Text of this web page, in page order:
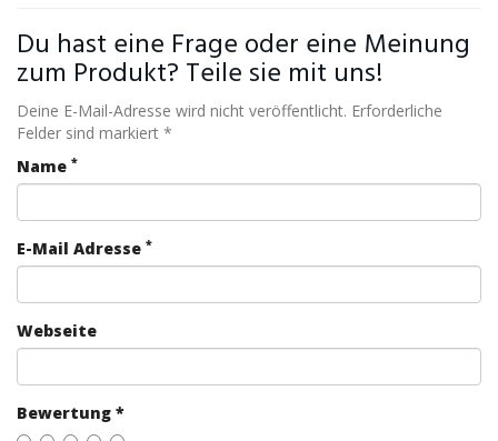
Du hast eine Frage oder eine Meinung
zum Produkt? Teile sie mit uns!
Deine E-Mail-Adresse wird nicht veröffentlicht. Erforderliche
Felder sind markiert *
Name *
E-Mail Adresse *
Webseite
Bewertung *